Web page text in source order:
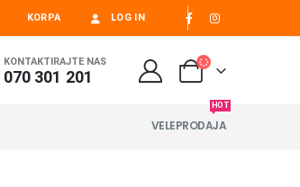
KORPA LOG IN
KONTAKTIRAJTE NAS
070 301 201
VELEPRODAJA
HOT